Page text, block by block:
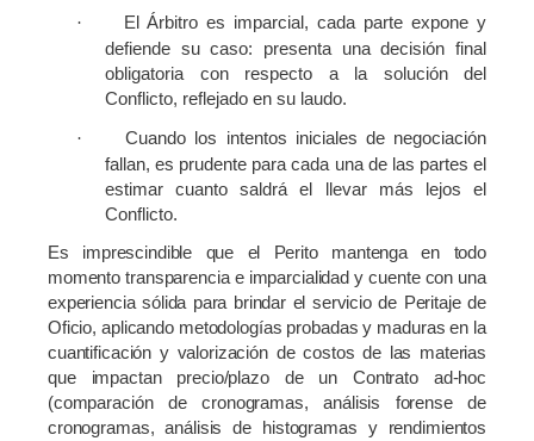
·
El Árbitro es imparcial, cada parte expone y
defiende su caso: presenta una decisión final
obligatoria con respecto a la solución del
Conflicto, reflejado en su laudo.
·
Cuando los intentos iniciales de negociación
fallan, es prudente para cada una de las partes el
estimar cuanto saldrá el llevar más lejos el
Conflicto.
Es imprescindible que el Perito mantenga en todo
momento transparencia e imparcialidad y cuente con una
experiencia sólida para brindar el servicio de Peritaje de
Oficio, aplicando metodologías probadas y maduras en la
cuantificación y valorización de costos de las materias
que impactan precio/plazo de un Contrato ad-hoc
(comparación de cronogramas, análisis forense de
cronogramas, análisis de histogramas y rendimientos